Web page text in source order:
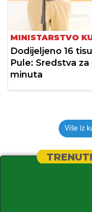
MINISTARSTVO
Dodijeljeno 16
Pule: Sredstva
minuta
Više iz